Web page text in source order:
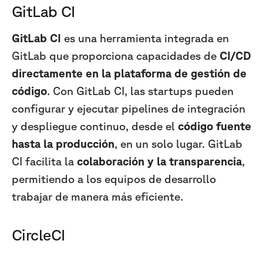
GitLab CI
GitLab CI es una herramienta integrada en
GitLab que proporciona capacidades de CI/CD
directamente en la plataforma de gestión de
código. Con GitLab CI, las startups pueden
configurar y ejecutar pipelines de integración
y despliegue continuo, desde el código fuente
hasta la producción, en un solo lugar. GitLab
CI facilita la colaboración y la transparencia,
permitiendo a los equipos de desarrollo
trabajar de manera más eficiente.
CircleCI